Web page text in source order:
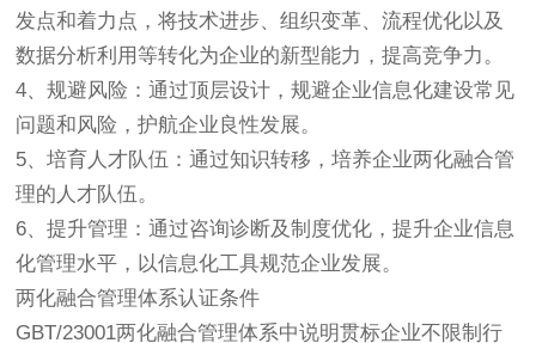
发点和着力点，将技术进步、组织变革、流程优化以及
数据分析利用等转化为企业的新型能力，提高竞争力。
4、规避风险 ：通过顶层设计，规避企业信息化建设常见
问题和风险，护航企业良性发展。
5、培育人才队伍 ：通过知识转移，培养企业两化融合管
理的人才队伍。
6、提升管理 ：通过咨询诊断及制度优化，提升企业信息
化管理水平，以信息化工具规范企业发展。
两化融合管理体系认证条件
GBT/23001两化融合管理体系中说明贯标企业不限制行